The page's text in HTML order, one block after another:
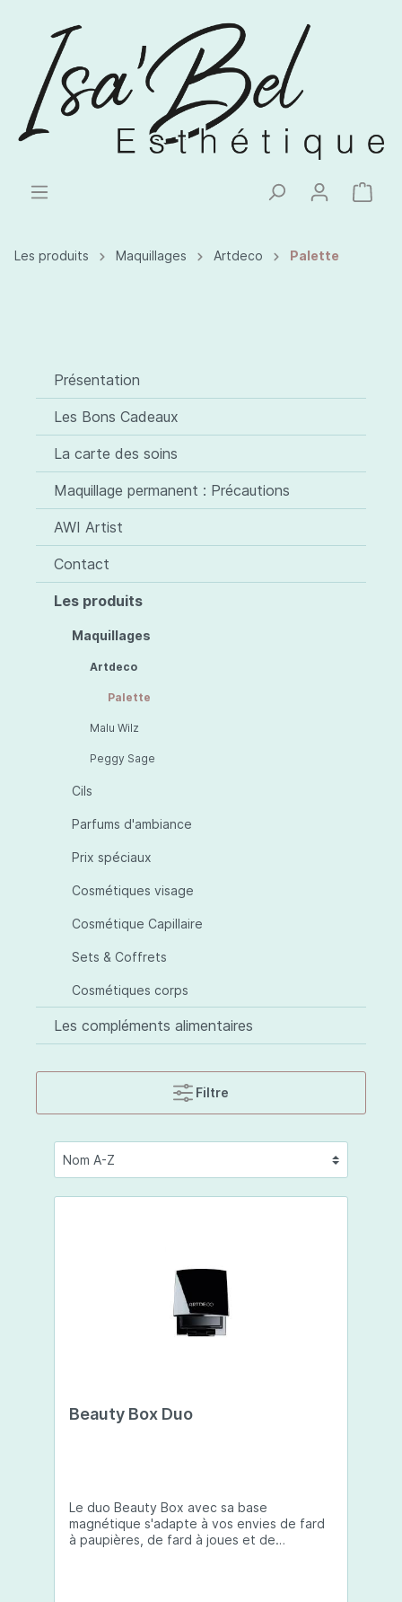
Les produits Maquillages Artdeco Palette
Présentation
Les Bons Cadeaux
La carte des soins
Maquillage permanent : Précautions
AWI Artist
Contact
Les produits
Maquillages
Artdeco
Palette
Malu Wilz
Peggy Sage
Cils
Parfums d'ambiance
Prix spéciaux
Cosmétiques visage
Cosmétique Capillaire
Sets & Coffrets
Cosmétiques corps
Les compléments alimentaires
Filtre
Beauty Box Duo
Le duo Beauty Box avec sa base
magnétique s'adapte à vos envies de fard
à paupières, de fard à joues et de